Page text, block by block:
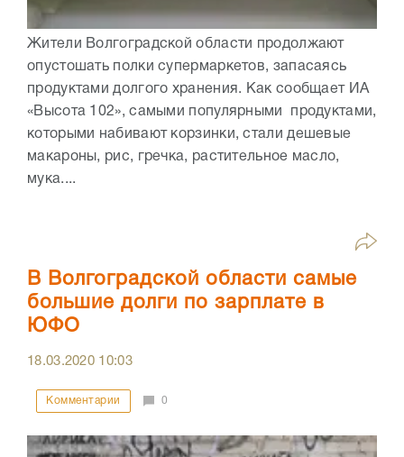
Жители Волгоградской области продолжают
опустошать полки супермаркетов, запасаясь
продуктами долгого хранения. Как сообщает ИА
«Высота 102», самыми популярными продуктами,
которыми набивают корзинки, стали дешевые
макароны, рис, гречка, растительное масло,
мука....
В Волгоградской области самые
большие долги по зарплате в
ЮФО
18.03.2020 10:03
Комментарии 0